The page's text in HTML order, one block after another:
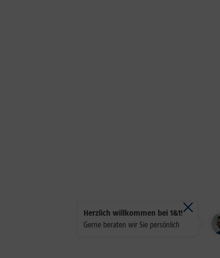
Herzlich willkommen bei 1&1!
Gerne beraten wir Sie persönlich